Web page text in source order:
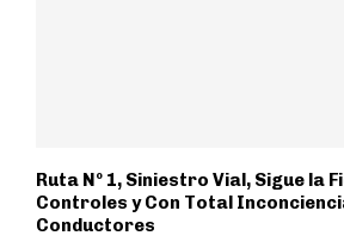
Ruta Nº 1, Siniestro Vial, Sigue la
Controles y Con Total
Conductores